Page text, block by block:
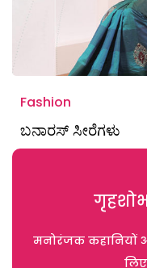
Fashion
ಬನಾರಸ್‌ ಸೀರೆಗಳು
मनोरंजक कहानियों